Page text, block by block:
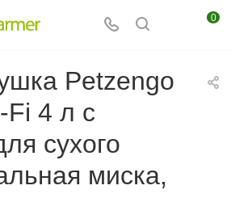
0
Petzengo
Fi 4 л с
сухого
миска,